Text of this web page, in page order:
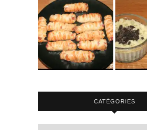
CATÉGORIES